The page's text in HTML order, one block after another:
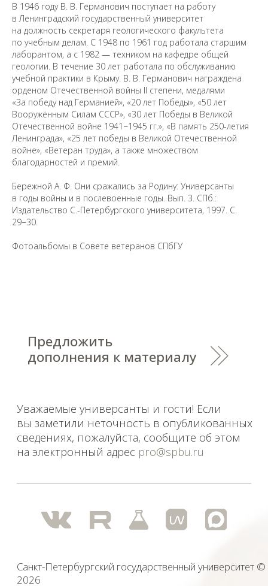
В 1946 году В. В. Германович поступает на работу
в Ленинградский государственный университет
на должность секретаря геологического факультета
по учебным делам. С 1948 по 1961 год работала старшим
лаборантом, а с 1982 — техником на кафедре общей
геологии. В течение 30 лет работала по обслуживанию
учебной практики в Крыму. В. В. Германович награждена
орденом Отечественной войны II степени, медалями
«За победу над Германией», «20 лет Победы», «50 лет
Вооружённым Силам СССР», «30 лет Победы в Великой
Отечественной войне 1941−1945 гг.», «В память 250-летия
Ленинграда», «25 лет победы в Великой Отечественной
войне», «Ветеран труда», а также множеством
благодарностей и премий.
Бережной А. Ф. Они сражались за Родину: Универсанты
в годы войны и в послевоенные годы. Вып. 3. СПб.:
Издательство С.-Петербургского университета, 1997. С.
29−30.
Фотоальбомы в Совете ветеранов СПбГУ
Предложить
дополнения к материалу
физических и юридических лиц, включенных
Министерством юстиции Российской Федерации в реестр
иностранных агентов, а также организаций, признанных
экстремистскими и запрещенных на территории
Уважаемые универсанты и гости! Если
вы заметили неточность в опубликованных
на электронный адресpro@spbu.ru